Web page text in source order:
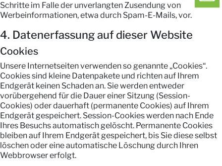
Schritte im Falle der unverlangten Zusendung von
Werbeinformationen, etwa durch Spam-E-Mails, vor.
4. Datenerfassung auf dieser Website
Cookies
Unsere Internetseiten verwenden so genannte „Cookies“.
Cookies sind kleine Datenpakete und richten auf Ihrem
Endgerät keinen Schaden an. Sie werden entweder
vorübergehend für die Dauer einer Sitzung (Session-
Cookies) oder dauerhaft (permanente Cookies) auf Ihrem
Endgerät gespeichert. Session-Cookies werden nach Ende
Ihres Besuchs automatisch gelöscht. Permanente Cookies
bleiben auf Ihrem Endgerät gespeichert, bis Sie diese selbst
löschen oder eine automatische Löschung durch Ihren
Webbrowser erfolgt.